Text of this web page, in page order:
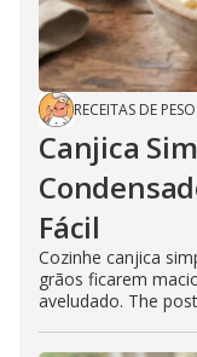
RECEITAS DE PESO
Canjica
Fácil
Cozinhe canjica
grãos ficarem
aveludado. The